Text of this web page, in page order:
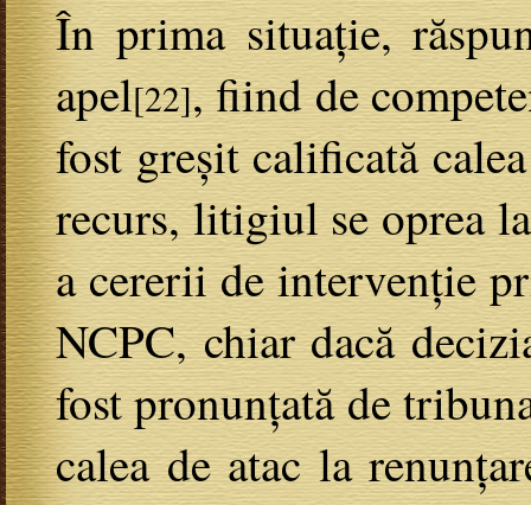
În prima situație,
apel[22], fiind de
fost greșit calificată
recurs, litigiul se oprea
a cererii de intervenție
NCPC, chiar dacă
fost pronunțată de
calea de atac la